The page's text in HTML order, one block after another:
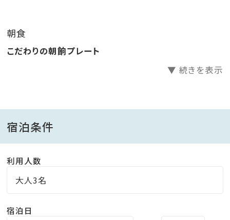
お席までお持ちいたします。その他羽釜炊きの炊きたて
ご飯や郷土のお味噌汁「さつま汁」などはビュッフェ式。
お好みでご自由にお召し上がりいただけます。
■当館自慢の温泉 古毛曽湯（こもそゆ）
塩化物泉 指宿温泉は保湿を感じる2つの成分、メタケ
イ酸とカルシウムイオンの含有量が全国でも上位。美肌
源泉かけ流し絶景露天風呂からの壮大な景色、明るい
朝食
こだわりの朝餉プレート
▼ 続きを表示
宿泊条件
利用人数
大人3名
宿泊日